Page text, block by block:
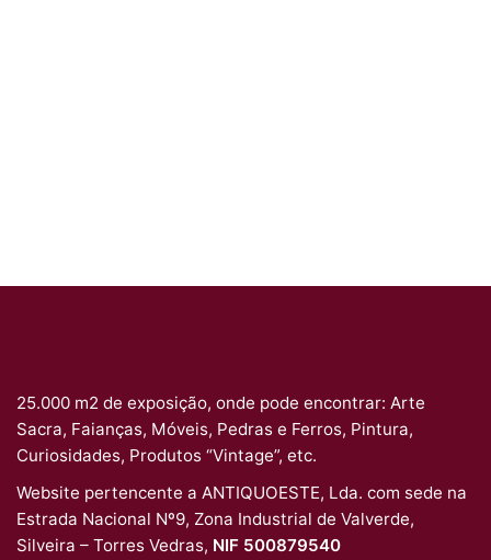
25.000 m2 de exposição, onde pode encontrar: Arte
Sacra, Faianças, Móveis, Pedras e Ferros, Pintura,
Curiosidades, Produtos “Vintage”, etc.
Website pertencente a ANTIQUOESTE, Lda. com sede na
Estrada Nacional Nº9, Zona Industrial de Valverde,
Silveira – Torres Vedras, NIF 500879540